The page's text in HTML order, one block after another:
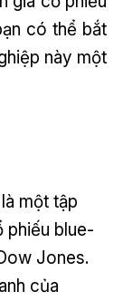
có thể bắt
này một
một tập
phiếu blue-
Jones.
của